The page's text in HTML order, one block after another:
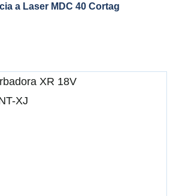
a Laser MDC 40 Cortag